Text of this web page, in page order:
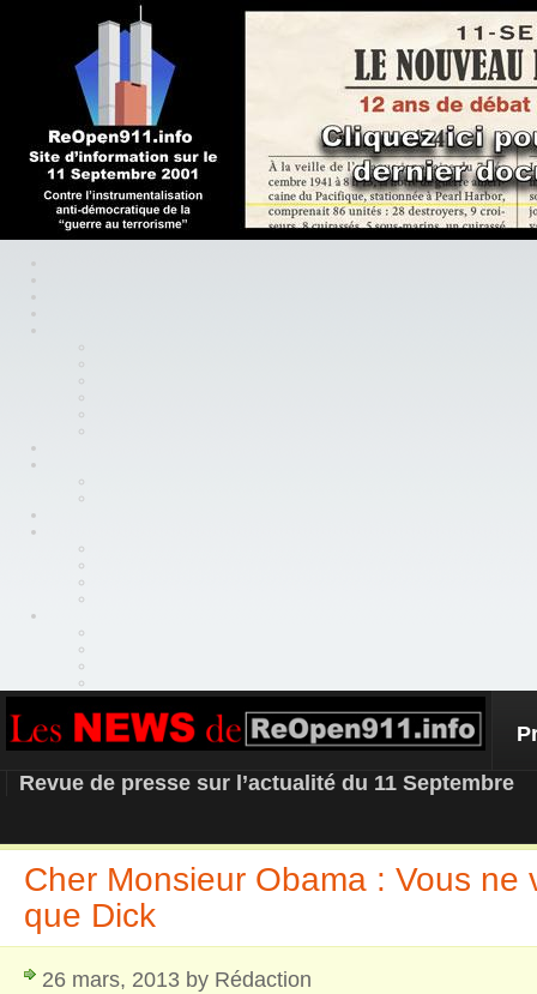
REOPEN911 – NEWS
Revue de presse sur l’actualité du 11 Septembre
Cher Monsieur Obama : Vous ne
que Dick
26 mars, 2013 by Rédaction